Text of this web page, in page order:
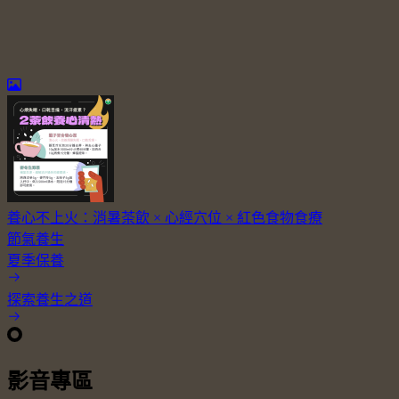
養心不上火：消暑茶飲 × 心經穴位 × 紅色食物食療
節氣養生
夏季保養
探索養生之道
影音專區